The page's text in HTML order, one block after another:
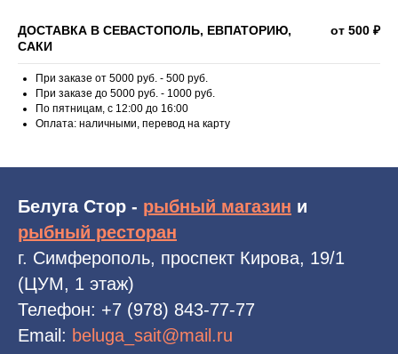
ДОСТАВКА В СЕВАСТОПОЛЬ, ЕВПАТОРИЮ,
САКИ
от 500 ₽
При заказе от 5000 руб. - 500 руб.
При заказе до 5000 руб. - 1000 руб.
По пятницам, с 12:00 до 16:00
Оплата: наличными, перевод на карту
Белуга Стор - рыбный магазин и
рыбный ресторан
г. Симферополь, проспект Кирова, 19/1
(ЦУМ, 1 этаж)
Телефон: +7 (978) 843-77-77
Email: beluga_sait@mail.ru